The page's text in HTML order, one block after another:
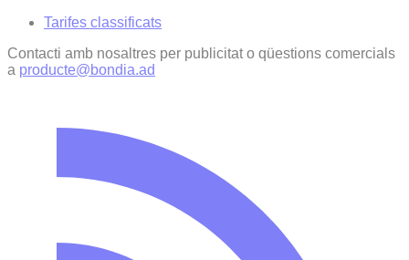
Tarifes classificats
Contacti amb nosaltres per publicitat o qüestions comercials
a producte@bondia.ad